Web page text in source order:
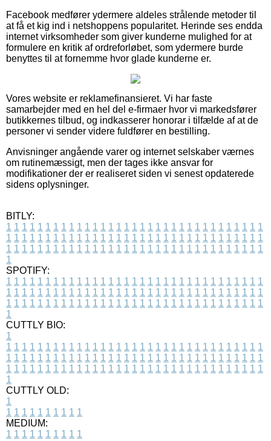
Facebook medfører ydermere aldeles strålende metoder til
at få et kig ind i netshoppens popularitet. Herinde ses endda
internet virksomheder som giver kunderne mulighed for at
formulere en kritik af ordreforløbet, som ydermere burde
benyttes til at fornemme hvor glade kunderne er.
Vores website er reklamefinansieret. Vi har faste
samarbejder med en hel del e-firmaer hvor vi markedsfører
butikkernes tilbud, og indkasserer honorar i tilfælde af at de
personer vi sender videre fuldfører en bestilling.
Anvisninger angående varer og internet selskaber værnes
om rutinemæssigt, men der tages ikke ansvar for
modifikationer der er realiseret siden vi senest opdaterede
sidens oplysninger.
BITLY:
1 1 1 1 1 1 1 1 1 1 1 1 1 1 1 1 1 1 1 1 1 1 1 1 1 1 1 1 1 1 1 1 1
1 1 1 1 1 1 1 1 1 1 1 1 1 1 1 1 1 1 1 1 1 1 1 1 1 1 1 1 1 1 1 1 1
1 1 1 1 1 1 1 1 1 1 1 1 1 1 1 1 1 1 1 1 1 1 1 1 1 1 1 1 1 1 1 1 1
1
SPOTIFY:
1 1 1 1 1 1 1 1 1 1 1 1 1 1 1 1 1 1 1 1 1 1 1 1 1 1 1 1 1 1 1 1 1
1 1 1 1 1 1 1 1 1 1 1 1 1 1 1 1 1 1 1 1 1 1 1 1 1 1 1 1 1 1 1 1 1
1 1 1 1 1 1 1 1 1 1 1 1 1 1 1 1 1 1 1 1 1 1 1 1 1 1 1 1 1 1 1 1 1
1
CUTTLY BIO:
1
1 1 1 1 1 1 1 1 1 1 1 1 1 1 1 1 1 1 1 1 1 1 1 1 1 1 1 1 1 1 1 1 1
1 1 1 1 1 1 1 1 1 1 1 1 1 1 1 1 1 1 1 1 1 1 1 1 1 1 1 1 1 1 1 1 1
1 1 1 1 1 1 1 1 1 1 1 1 1 1 1 1 1 1 1 1 1 1 1 1 1 1 1 1 1 1 1 1 1
1
CUTTLY OLD:
1
1 1 1 1 1 1 1 1 1 1
MEDIUM:
1 1 1 1 1 1 1 1 1 1